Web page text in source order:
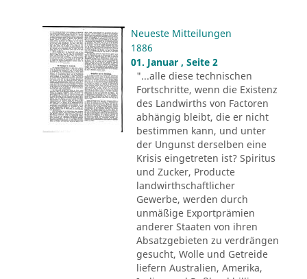
Neueste Mitteilungen
1886
01. Januar , Seite 2
"...alle diese technischen
Fortschritte, wenn die Existenz
des Landwirths von Factoren
abhängig bleibt, die er nicht
bestimmen kann, und unter
der Ungunst derselben eine
Krisis eingetreten ist? Spiritus
und Zucker, Producte
landwirthschaftlicher
Gewerbe, werden durch
unmäßige Exportprämien
anderer Staaten von ihren
Absatzgebieten zu verdrängen
gesucht, Wolle und Getreide
liefern Australien, Amerika,